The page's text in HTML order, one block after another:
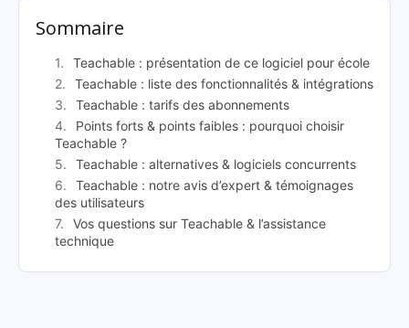
Sommaire
Teachable : présentation de ce logiciel pour école
Teachable : liste des fonctionnalités & intégrations
Teachable : tarifs des abonnements
Points forts & points faibles : pourquoi choisir
Teachable ?
Teachable : alternatives & logiciels concurrents
Teachable : notre avis d’expert & témoignages
des utilisateurs
Vos questions sur Teachable & l’assistance
technique